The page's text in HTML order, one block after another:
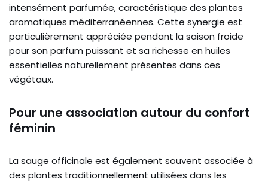
intensément parfumée, caractéristique des plantes
aromatiques méditerranéennes. Cette synergie est
particulièrement appréciée pendant la saison froide
pour son parfum puissant et sa richesse en huiles
essentielles naturellement présentes dans ces
végétaux.
Pour une association autour du confort
féminin
La sauge officinale est également souvent associée à
des plantes traditionnellement utilisées dans les